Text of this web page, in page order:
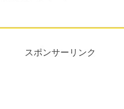
スポンサーリンク